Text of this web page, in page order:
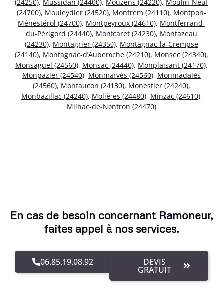
(24250), Mussidan (24400), Mouzens (24220), Moulin-Neuf
(24700), Mouleydier (24520), Montrem (24110), Montpon-
Ménestérol (24700), Montpeyroux (24610), Montferrand-
du-Périgord (24440), Montcaret (24230), Montazeau
(24230), Montagrier (24350), Montagnac-la-Crempse
(24140), Montagnac-d’Auberoche (24210), Monsec (24340),
Monsaguel (24560), Monsac (24440), Monplaisant (24170),
Monpazier (24540), Monmarvès (24560), Monmadalès
(24560), Monfaucon (24130), Monestier (24240),
Monbazillac (24240), Molières (24480), Minzac (24610),
Milhac-de-Nontron (24470)
En cas de besoin concernant Ramoneur,
faites appel à nos services.
06.85.19.08.92 DEVIS
GRATUIT